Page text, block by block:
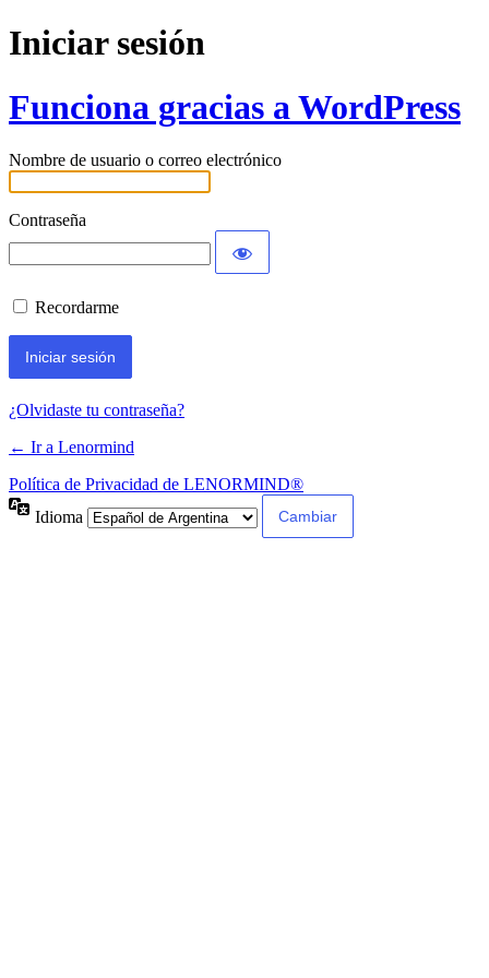
Iniciar sesión
Funciona gracias a WordPress
Nombre de usuario o correo electrónico
Contraseña
Recordarme
¿Olvidaste tu contraseña?
← Ir a Lenormind
Política de Privacidad de LENORMIND®
Idioma